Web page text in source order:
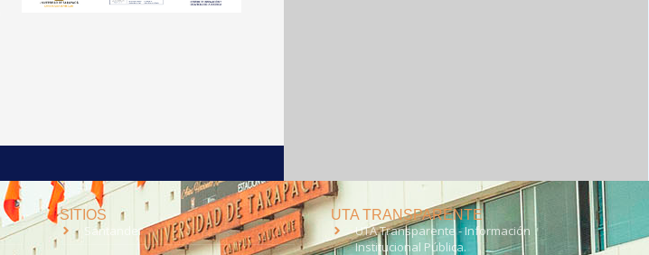
SITIOS
Santander
UTA TRANSPARENTE
UTA Transparente - Información
Institucional Pública.